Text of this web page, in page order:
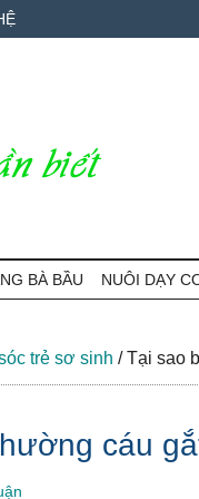
BÀ BẦU NUÔI DẠY
trẻ sơ sinh /Tại sao
cáu